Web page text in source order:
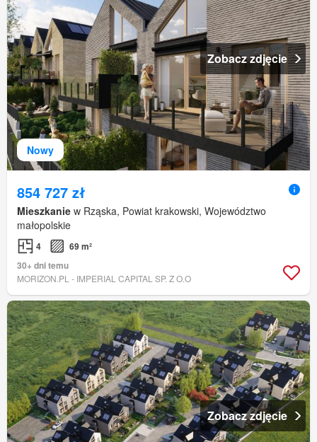
Nowy
Zobacz zdjęcie
854 727 zł
Mieszkanie w Rząska, Powiat krakowski, Województwo
małopolskie
4
69 m²
30+ dni temu
MORIZON.PL - IMPERIAL CAPITAL SP. Z O.O
Zobacz zdjęcie